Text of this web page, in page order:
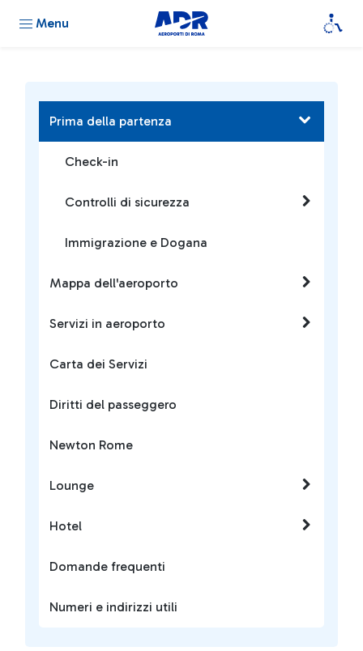
Menu
Prima della partenza
Check-in
Controlli di sicurezza
Immigrazione e Dogana
Mappa dell'aeroporto
Servizi in aeroporto
Carta dei Servizi
Diritti del passeggero
Newton Rome
Lounge
Hotel
Domande frequenti
Numeri e indirizzi utili